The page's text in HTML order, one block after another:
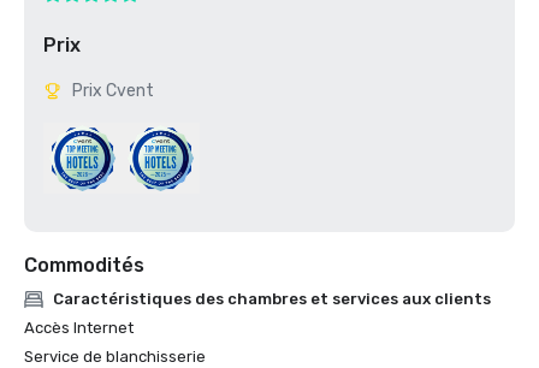
Prix
Prix Cvent
Commodités
Caractéristiques des chambres et services aux clients
Accès Internet
Service de blanchisserie